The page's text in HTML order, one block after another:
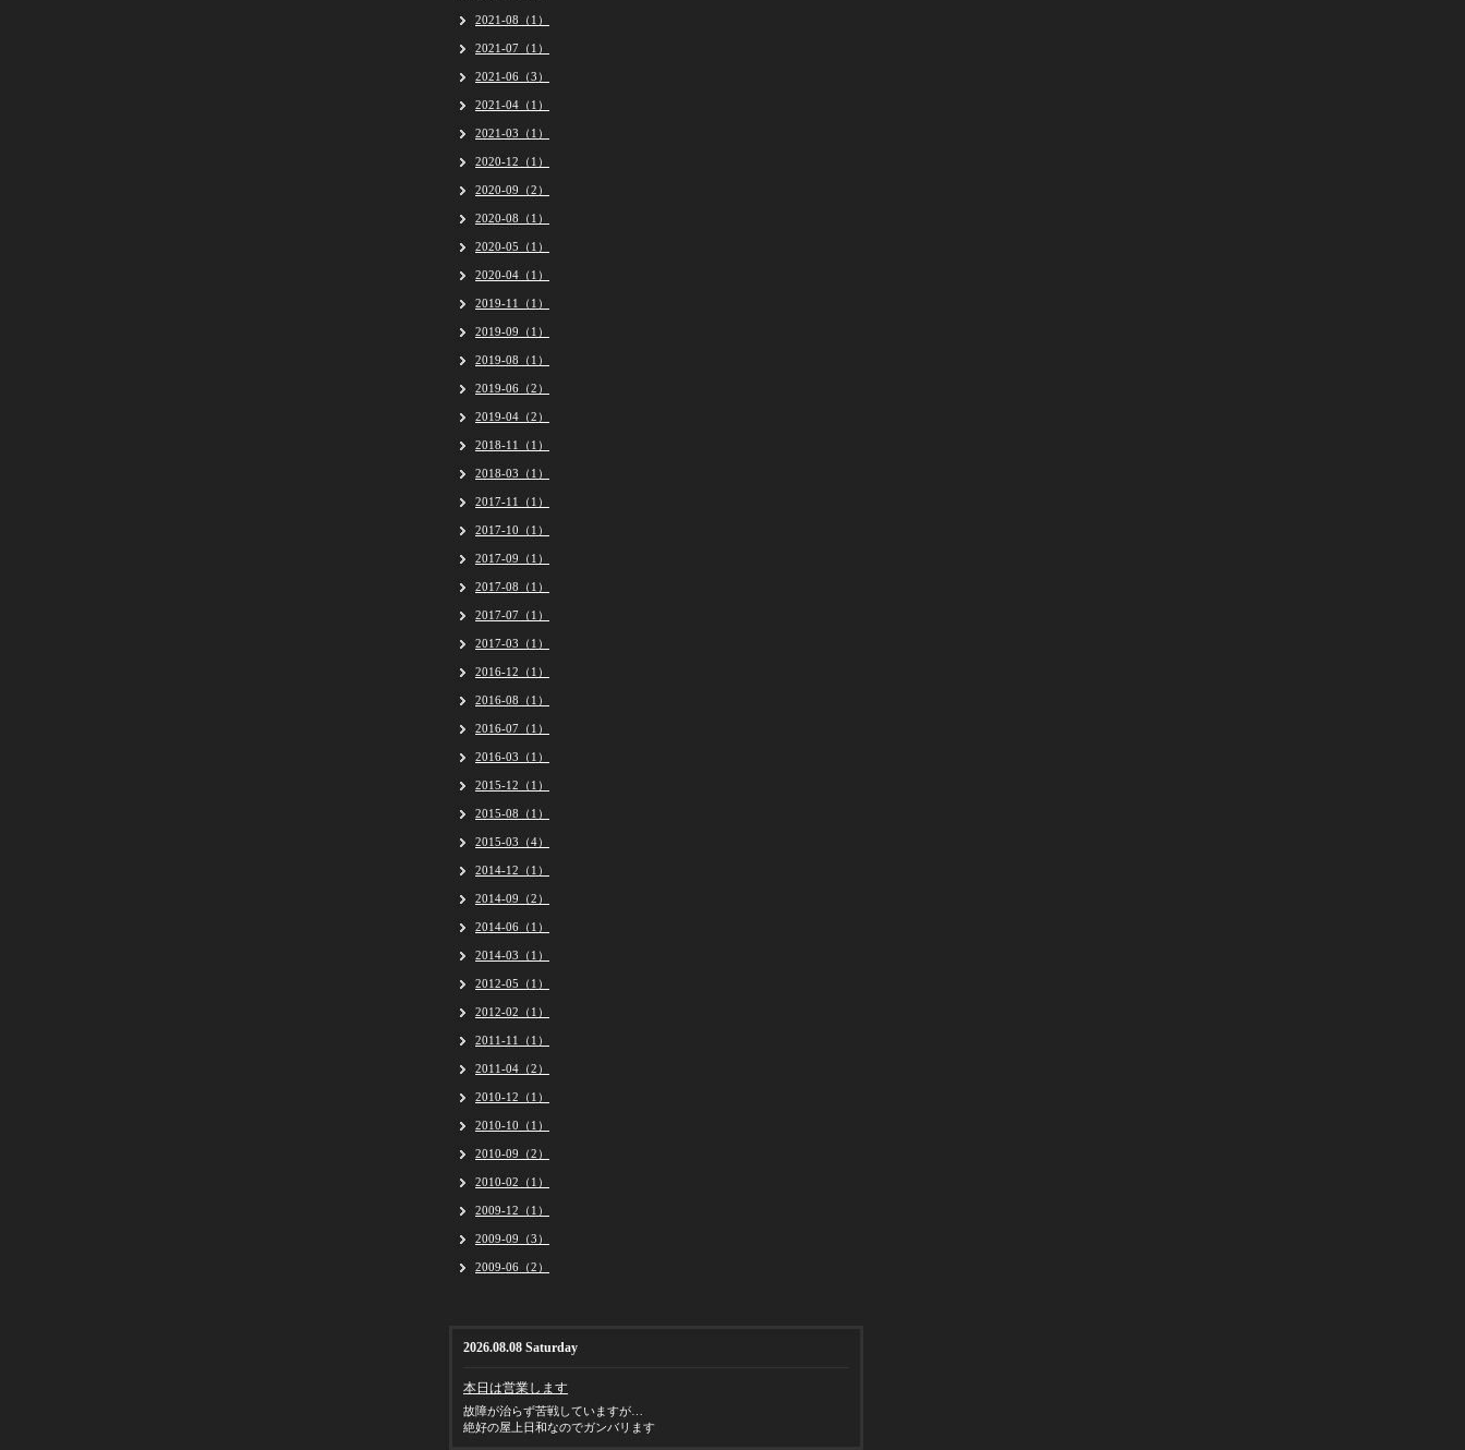
2021-08（1）
2021-07（1）
2021-06（3）
2021-04（1）
2021-03（1）
2020-12（1）
2020-09（2）
2020-08（1）
2020-05（1）
2020-04（1）
2019-11（1）
2019-09（1）
2019-08（1）
2019-06（2）
2019-04（2）
2018-11（1）
2018-03（1）
2017-11（1）
2017-10（1）
2017-09（1）
2017-08（1）
2017-07（1）
2017-03（1）
2016-12（1）
2016-08（1）
2016-07（1）
2016-03（1）
2015-12（1）
2015-08（1）
2015-03（4）
2014-12（1）
2014-09（2）
2014-06（1）
2014-03（1）
2012-05（1）
2012-02（1）
2011-11（1）
2011-04（2）
2010-12（1）
2010-10（1）
2010-09（2）
2010-02（1）
2009-12（1）
2009-09（3）
2009-06（2）
2026.08.08 Saturday
本日は営業します
故障が治らず苦戦していますが…
絶好の屋上日和なのでガンバリます